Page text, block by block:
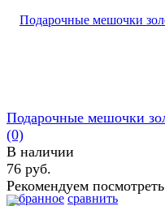
избранное сравнить
Подарочные мешочки
(0)
В наличии
76 руб.
Рекомендуем посмотреть